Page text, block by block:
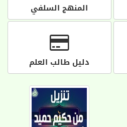
المنهج السلفي
دليل طالب العلم